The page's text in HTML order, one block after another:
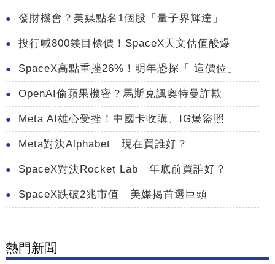
發財機會？美媒點名1個股「量子界輝達」
投行喊800鎂目標價！SpaceX天文估值酸爆
SpaceX高點重挫26%！明年恐探「 這價位」
OpenAI偷蘋果機密？馬斯克諷奧特曼詐欺
Meta AI雄心受挫！中國卡收購、IG爆盜照
Meta對決Alphabet 現在買誰好？
SpaceX對決Rocket Lab 年底前買誰好？
SpaceX跌破2兆市值 美媒揭首選巨頭
熱門新聞